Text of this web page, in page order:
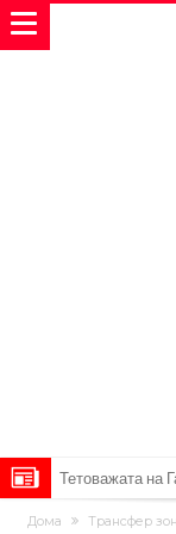
Тетоважата на
вметнаа Де
Бизарна
Дома Трансфер